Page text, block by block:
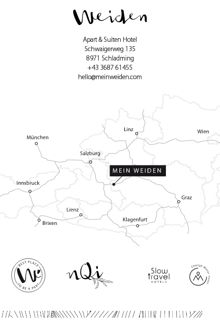
Apart & Suiten Hotel
Schwaigerweg 135
8971 Schladming
+43 3687 61455
hello@meinweiden.com